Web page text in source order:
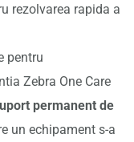
rezolvarea rapida a
pentru
Zebra One Care
permanent de
un echipament s-a